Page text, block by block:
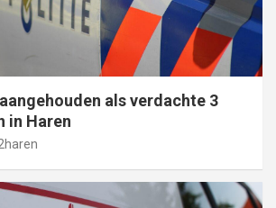
als verdachte 3
in Haren